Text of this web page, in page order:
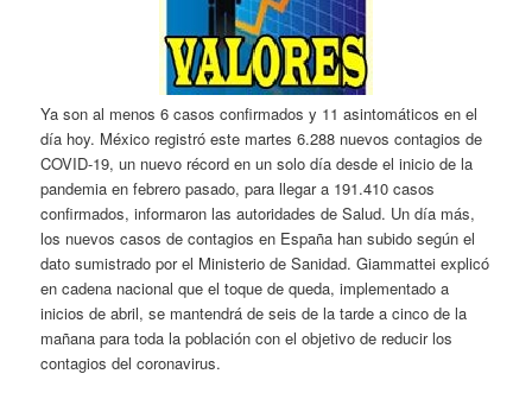
Ya son al menos 6 casos confirmados y 11 asintomáticos en el
día hoy. México registró este martes 6.288 nuevos contagios de
COVID-19, un nuevo récord en un solo día desde el inicio de la
pandemia en febrero pasado, para llegar a 191.410 casos
confirmados, informaron las autoridades de Salud. Un día más,
los nuevos casos de contagios en España han subido según el
dato sumistrado por el Ministerio de Sanidad. Giammattei explicó
en cadena nacional que el toque de queda, implementado a
inicios de abril, se mantendrá de seis de la tarde a cinco de la
mañana para toda la población con el objetivo de reducir los
contagios del coronavirus.